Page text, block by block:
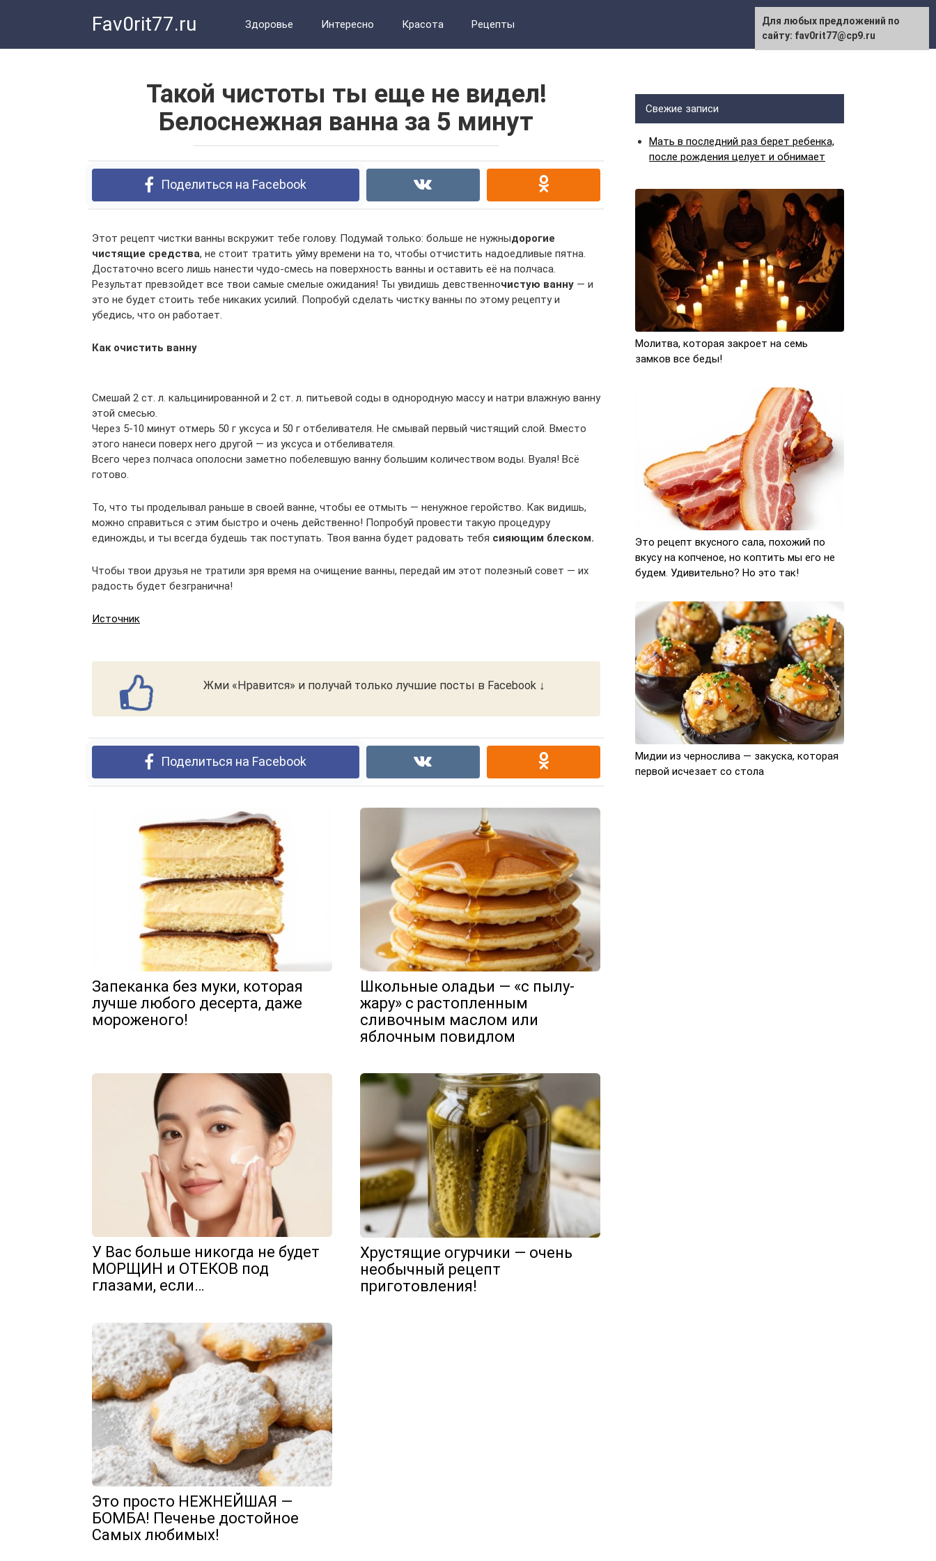
Fav0rit77.ru Здоровье Интересно Красота Рецепты
Такой чистоты ты еще не видел!
Белоснежная ванна за 5 минут
Поделиться на Facebook
Этот рецепт чистки ванны вскружит тебе голову. Подумай только: больше не нужныдорогие
чистящие средства, не стоит тратить уйму времени на то, чтобы отчистить надоедливые пятна.
Достаточно всего лишь нанести чудо-смесь на поверхность ванны и оставить её на полчаса.
Результат превзойдет все твои самые смелые ожидания! Ты увидишь девственночистую ванну — и
это не будет стоить тебе никаких усилий. Попробуй сделать чистку ванны по этому рецепту и
убедись, что он работает.
Как очистить ванну
Смешай 2 ст. л. кальцинированной и 2 ст. л. питьевой соды в однородную массу и натри влажную ванну
этой смесью.
Через 5-10 минут отмерь 50 г уксуса и 50 г отбеливателя. Не смывай первый чистящий слой. Вместо
этого нанеси поверх него другой — из уксуса и отбеливателя.
Всего через полчаса ополосни заметно побелевшую ванну большим количеством воды. Вуаля! Всё
готово.
То, что ты проделывал раньше в своей ванне, чтобы ее отмыть — ненужное геройство. Как видишь,
можно справиться с этим быстро и очень действенно! Попробуй провести такую процедуру
единожды, и ты всегда будешь так поступать. Твоя ванна будет радовать тебя сияющим блеском.
Чтобы твои друзья не тратили зря время на очищение ванны, передай им этот полезный совет — их
радость будет безгранична!
Источник
Жми «Нравится» и получай только лучшие посты в Facebook ↓
Поделиться на Facebook
Запеканка без муки, которая
лучше любого десерта, даже
мороженого!
Школьные оладьи — «с пылу-
жару» с растопленным
сливочным маслом или
яблочным повидлом
У Вас больше никогда не будет
МОРЩИН и ОТЕКОВ под
глазами, если…
Хрустящие огурчики — очень
необычный рецепт
приготовления!
Это просто НЕЖНЕЙШАЯ —
БОМБА! Печенье достойное
Самых любимых!
Свежие записи
Мать в последний раз берет ребенка,
после рождения целует и обнимает
Молитва, которая закроет на семь
замков все беды!
Это рецепт вкусного сала, похожий по
вкусу на копченое, но коптить мы его не
будем. Удивительно? Но это так!
Мидии из чернослива — закуска, которая
первой исчезает со стола
Для любых предложений по
сайту: fav0rit77@cp9.ru